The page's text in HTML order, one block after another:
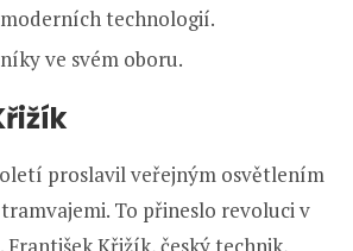
technologií.
ve svém oboru.
proslavil veřejným osvětlením
To přineslo revoluci v
František Křižík, český technik,